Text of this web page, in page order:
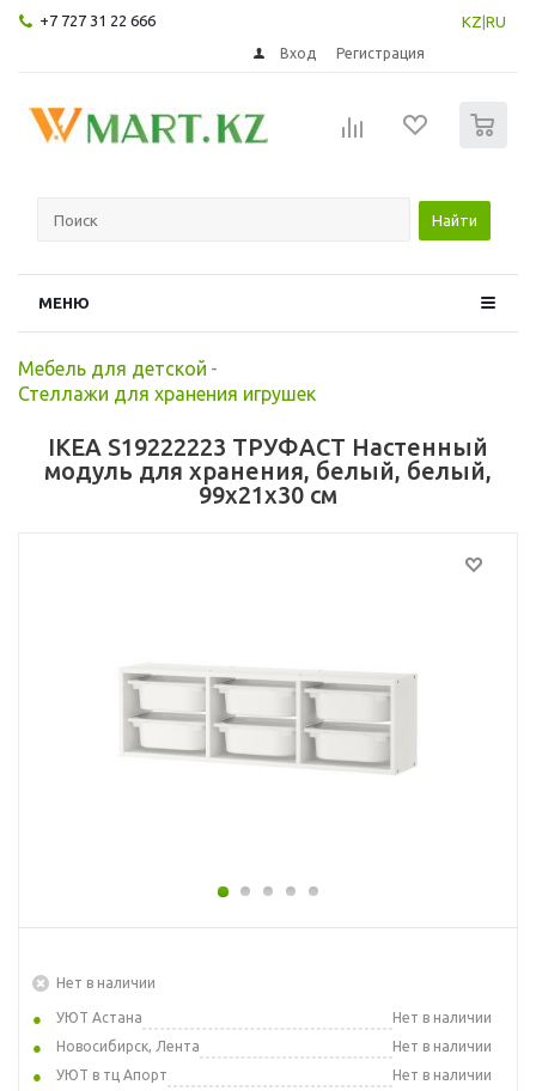
+7 727 31 22 666 KZ RU
Вход Регистрация
Найти
МЕНЮ
Мебель для детской -
Стеллажи для хранения игрушек
IKEA S19222223 ТРУФАСТ Настенный
модуль для хранения, белый, белый,
99x21x30 см
Нет в наличии
УЮТ Астана
Нет в наличии
Новосибирск, Лента
Нет в наличии
УЮТ в тц Апорт
Нет в наличии